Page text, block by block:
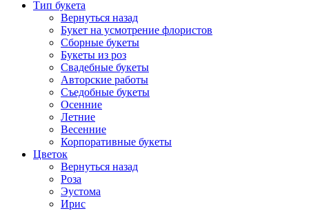
Тип букета
Вернуться назад
Букет на усмотрение флористов
Сборные букеты
Букеты из роз
Свадебные букеты
Авторские работы
Съедобные букеты
Осенние
Летние
Весенние
Корпоративные букеты
Цветок
Вернуться назад
Роза
Эустома
Ирис